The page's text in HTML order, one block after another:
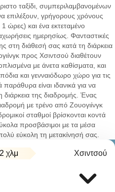
ταξίδι, συμπεριλαμβανομένων
επιλέξουν, γρήγορους χρόνους
1 ώρες) και ένα εκτεταμένο
ημερησίως. Φανταστικές
στη διάθεσή σας κατά τη διάρκεια
προς Χσιντσού διαθέτουν
με άνετα καθίσματα, και
και γενναιόδωρο χώρο για τις
είναι ιδανικά για να
διάρκεια της διαδρομής. Ένας
με τρένο από Ζουογιίνγκ
σταθμοί βρίσκονται κοντά
προσβάσιμοι με τα μέσα
εύκολη τη μετακίνησή σας.
χλμ Χσιντσού